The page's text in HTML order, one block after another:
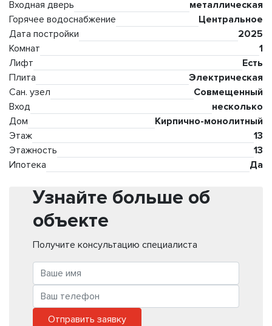
Входная дверь
металлическая
Горячее водоснабжение
Центральное
Дата постройки
2025
Комнат
1
Лифт
Есть
Плита
Электрическая
Сан. узел
Совмещенный
Вход
несколько
Дом
Кирпично-монолитный
Этаж
13
Этажность
13
Ипотека
Да
Узнайте больше об
объекте
Получите консультацию специалиста
Отправить заявку